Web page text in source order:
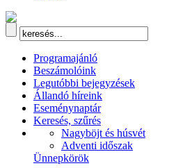
Programajánló
Beszámolóink
Legutóbbi bejegyzések
Állandó híreink
Eseménynaptár
Keresés, szűrés
Nagyböjt és húsvét
Adventi időszak
Ünnepkörök